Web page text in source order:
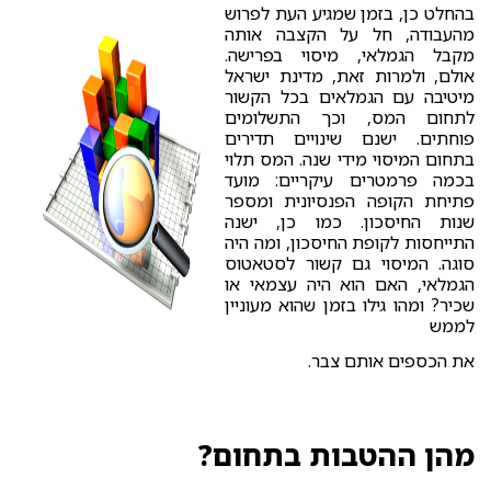
בהחלט כן, בזמן שמגיע העת לפרוש
מהעבודה, חל על הקצבה אותה
מקבל הגמלאי, מיסוי בפרישה.
אולם, ולמרות זאת, מדינת ישראל
מיטיבה עם הגמלאים בכל הקשור
לתחום המס, וכך התשלומים
פוחתים. ישנם שינויים תדירים
בתחום המיסוי מידי שנה. המס תלוי
בכמה פרמטרים עיקריים: מועד
פתיחת הקופה הפנסיונית ומספר
שנות החיסכון. כמו כן, ישנה
התייחסות לקופת החיסכון, ומה היה
סוגה. המיסוי גם קשור לסטאטוס
הגמלאי, האם הוא היה עצמאי או
שכיר? ומהו גילו בזמן שהוא מעוניין
לממש
את הכספים אותם צבר.
מהן ההטבות בתחום?